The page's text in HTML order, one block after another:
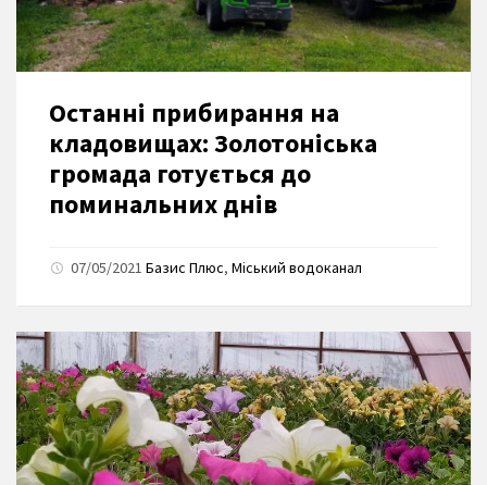
Останні прибирання на
кладовищах: Золотоніська
громада готується до
поминальних днів
07/05/2021 Базис Плюс, Міський водоканал